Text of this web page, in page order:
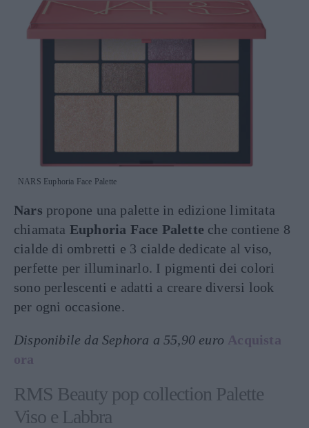
NARS Euphoria Face Palette
Nars propone una palette in edizione limitata
chiamata Euphoria Face Palette che contiene 8
cialde di ombretti e 3 cialde dedicate al viso,
perfette per illuminarlo. I pigmenti dei colori
sono perlescenti e adatti a creare diversi look
per ogni occasione.
Disponibile da Sephora a 55,90 euro Acquista
ora
RMS Beauty pop collection Palette
Viso e Labbra